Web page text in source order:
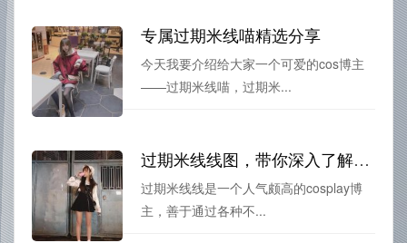
专属过期米线喵精选分享
今天我要介绍给大家一个可爱的cos博主
——过期米线喵，过期米...
过期米线线图，带你深入了解cosplay世界。
过期米线线是一个人气颇高的cosplay博
主，善于通过各种不...